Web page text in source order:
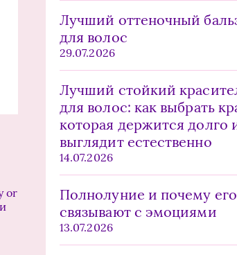
Лучший оттеночный
для волос
29.07.2026
Лучший стойкий
для волос: как выбрать
которая держится долго
выглядит естественно
14.07.2026
Полнолуние и почему его
связывают с эмоциями
13.07.2026